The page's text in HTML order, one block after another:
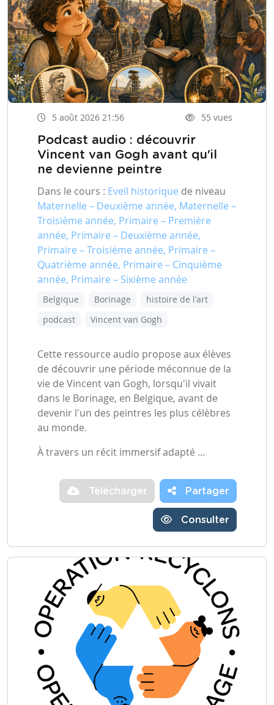
5 août 2026 21:56 55 vues
Podcast audio : découvrir
Vincent van Gogh avant qu'il
ne devienne peintre
Dans le cours : Eveil historique de niveau
Maternelle – Deuxième année, Maternelle –
Troisième année, Primaire – Première
année, Primaire – Deuxième année,
Primaire – Troisième année, Primaire –
Quatrième année, Primaire – Cinquième
année, Primaire – Sixième année
Belgique Borinage
histoire de l'art
podcast
Vincent van Gogh
Cette ressource audio propose aux élèves
de découvrir une période méconnue de la
vie de Vincent van Gogh, lorsqu'il vivait
dans le Borinage, en Belgique, avant de
devenir l'un des peintres les plus célèbres
au monde.
À travers un récit immersif adapté …
Télécharger Partager
Consulter